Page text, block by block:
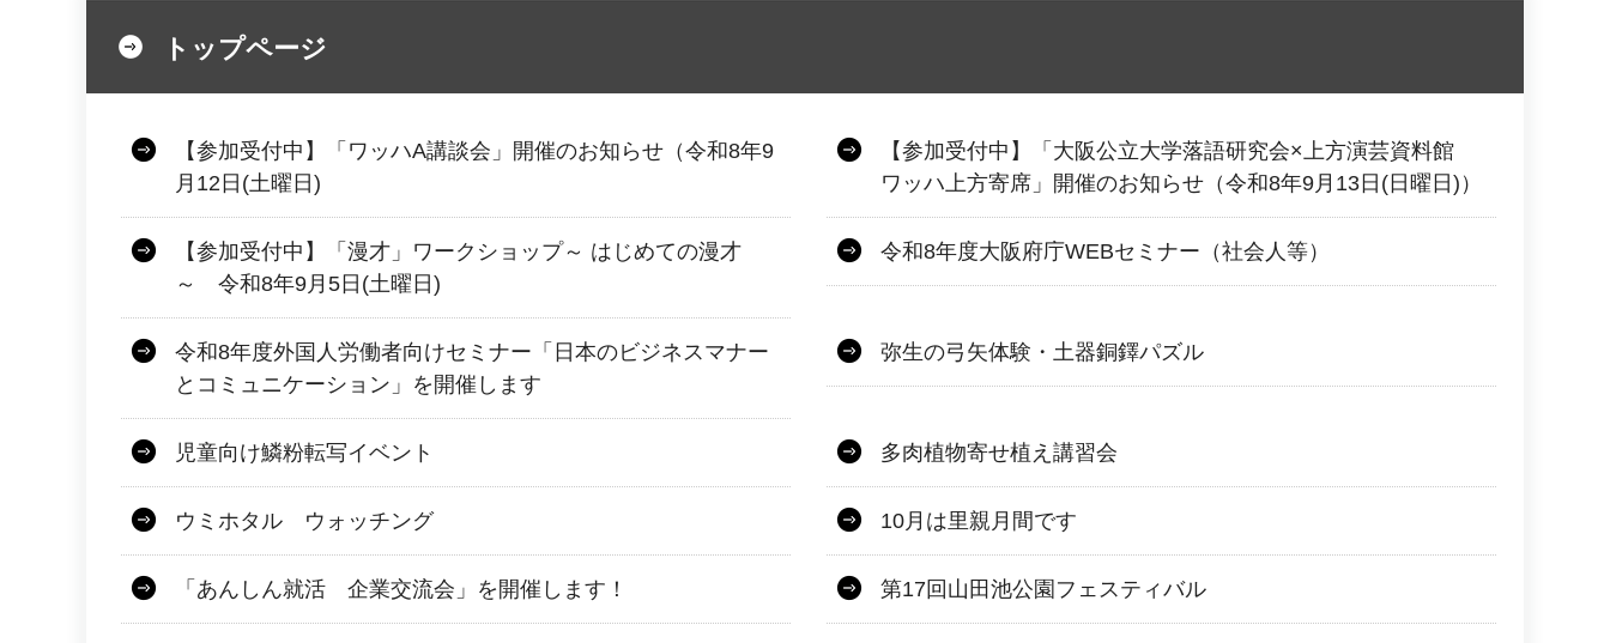
トップページ
【参加受付中】「ワッハA講談会」開催のお知らせ（令和8年9
月12日(土曜日)
【参加受付中】「大阪公立大学落語研究会×上方演芸資料館
ワッハ上方寄席」開催のお知らせ（令和8年9月13日(日曜日)）
【参加受付中】「漫才」ワークショップ～ はじめての漫才
～ 令和8年9月5日(土曜日)
令和8年度大阪府庁WEBセミナー（社会人等）
令和8年度外国人労働者向けセミナー「日本のビジネスマナー
とコミュニケーション」を開催します
弥生の弓矢体験・土器銅鐸パズル
児童向け鱗粉転写イベント 多肉植物寄せ植え講習会
ウミホタル ウォッチング 10月は里親月間です
「あんしん就活 企業交流会」を開催します！ 第17回山田池公園フェスティバル